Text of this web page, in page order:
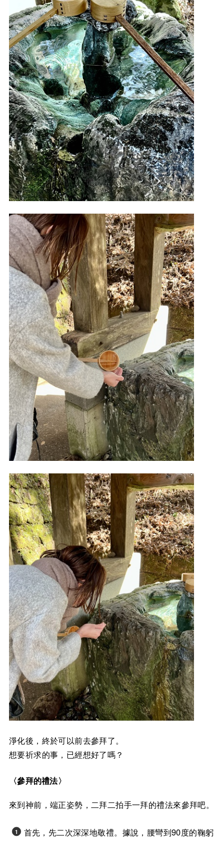
淨化後，終於可以前去參拜了。
想要祈求的事，已經想好了嗎？
〈參拜的禮法〉
來到神前，端正姿勢，二拜二拍手一拜的禮法來參拜吧。
首先，先二次深深地敬禮。據說，腰彎到90度的鞠躬